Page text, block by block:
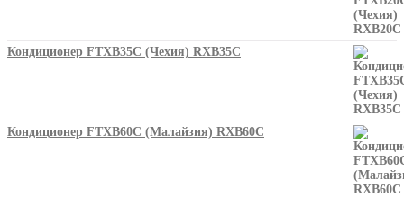
Кондиционер FTXB35C (Чехия) RXB35C
Кондиционер FTXB60C (Малайзия) RXB60C